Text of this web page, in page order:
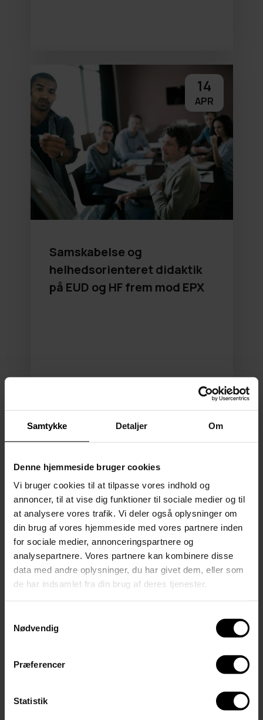
Samtykke Detaljer Om
Denne hjemmeside bruger cookies
Vi bruger cookies til at tilpasse vores indhold og
annoncer, til at vise dig funktioner til sociale medier og til
at analysere vores trafik. Vi deler også oplysninger om
din brug af vores hjemmeside med vores partnere inden
for sociale medier, annonceringspartnere og
analysepartnere. Vores partnere kan kombinere disse
data med andre oplysninger, du har givet dem, eller som
de har indsamlet fra din brug af deres tjenester.
Nødvendig
Præferencer
Statistik
14
APR
Samskabelse og
helhedsorienteret didaktik
på EUD og HF frem mod EPX
19
Folketingsvalg d. 24. marts 2026